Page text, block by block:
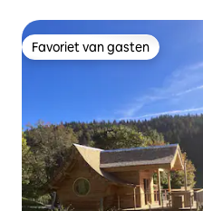
Favoriet van gasten
Favoriet van gasten